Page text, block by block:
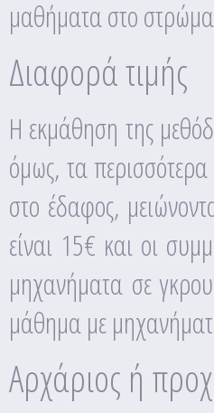
μαθήματα στο
Διαφορά τιμής
Η εκμάθηση της
όμως, τα
στο έδαφος,
είναι 15€ και οι
μηχανήματα σε
μάθημα με
Αρχάριος ή